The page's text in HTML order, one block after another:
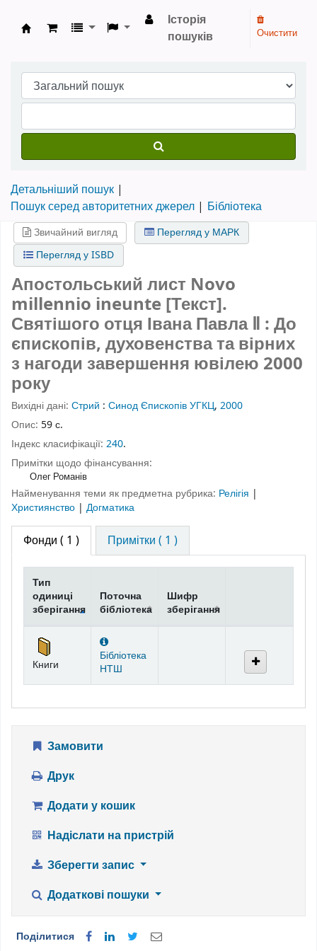
Бібліотека НТШ › Електронний каталог
Історія
пошуків
Очистити
Детальніший пошук
Пошук серед авторитетних джерел
Бібліотека
Звичайний вигляд
Перегляд у МАРК
Перегляд у ISBD
Апостольський лист Novo
millennio ineunte [Текст].
Святішого отця Івана Павла Ⅱ : До
єпископів, духовенства та вірних
з нагоди завершення ювілею 2000
року
Вихідні дані: Стрий : Синод Єпископів УГКЦ, 2000
Опис: 59 с.
Індекс класифікації: 240.
Примітки щодо фінансування:
Олег Романів
Найменування теми як предметна рубрика: Релігія |
Християнство | Догматика
Фонди ( 1 ) Примітки ( 1 )
Фонди
Тип
одиниці
зберігання
Поточна
бібліотека
Шифр
зберігання
Книги
Бібліотека
НТШ
Замовити
Друк
Додати у кошик
Надіслати на пристрій
Зберегти запис
Додаткові пошуки
Поділитися